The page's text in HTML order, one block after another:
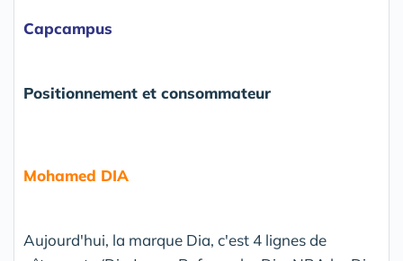
Capcampus
Positionnement et consommateur
Mohamed DIA
Aujourd'hui, la marque Dia, c'est 4 lignes de